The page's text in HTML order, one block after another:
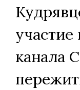
канала